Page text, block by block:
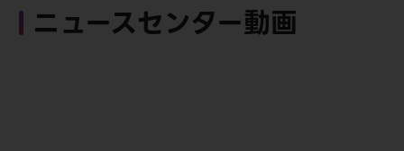
ニュースセンター動画